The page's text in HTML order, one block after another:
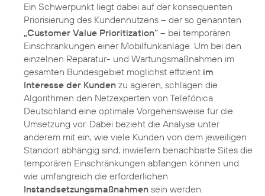
Ein Schwerpunkt liegt dabei auf der konsequenten
Priorisierung des Kundennutzens – der so genannten
„Customer Value Prioritization“ – bei temporären
Einschränkungen einer Mobilfunkanlage. Um bei den
einzelnen Reparatur- und Wartungsmaßnahmen im
gesamten Bundesgebiet möglichst effizient im
Interesse der Kunden zu agieren, schlagen die
Algorithmen den Netzexperten von Telefónica
Deutschland eine optimale Vorgehensweise für die
Umsetzung vor. Dabei bezieht die Analyse unter
anderem mit ein, wie viele Kunden von dem jeweiligen
Standort abhängig sind, inwiefern benachbarte Sites die
temporären Einschränkungen abfangen können und
wie umfangreich die erforderlichen
Instandsetzungsmaßnahmen sein werden.